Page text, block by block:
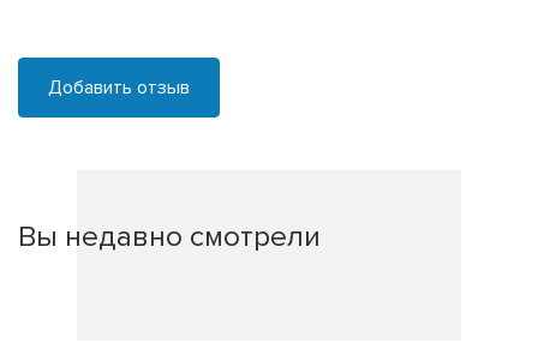
Добавить отзыв
Вы недавно смотрели